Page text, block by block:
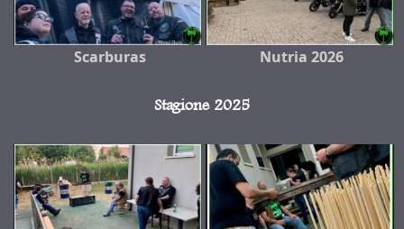
Scarburas Nutria 2026
Stagione 2025